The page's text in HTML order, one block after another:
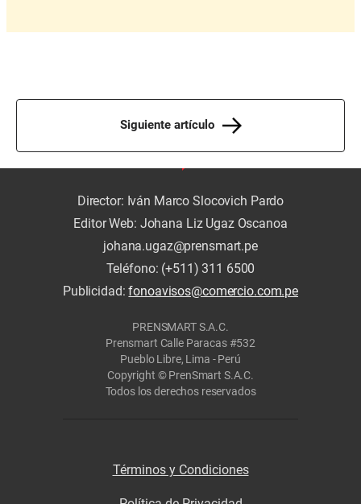
Siguiente artículo
Director: Iván Marco Slocovich Pardo
Editor Web: Johana Liz Ugaz Oscanoa
johana.ugaz@prensmart.pe
Teléfono: (+511) 311 6500
Publicidad:fonoavisos@comercio.com.pe
PRENSMART S.A.C.
Prensmart Calle Paracas #532
Pueblo Libre, Lima - Perú
Copyright © PrenSmart S.A.C.
Todos los derechos reservados
Términos y Condiciones